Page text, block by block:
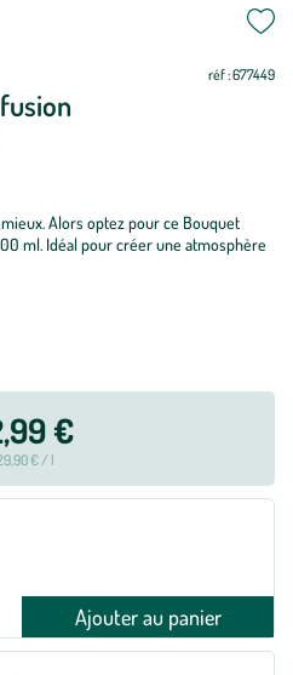
réf : 677449
Alors optez pour ce Bouquet
ml. Idéal pour créer une atmosphère
€
€ / l
Ajouter au panier